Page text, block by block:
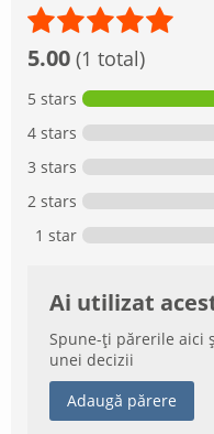
5.00 (1 total)
5 stars
4 stars
3 stars
2 stars
1 star
Ai utilizat
Spune-ți părerile aici
unei decizii
Adaugă părere